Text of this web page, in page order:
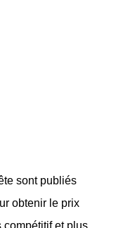
sont publiés
obtenir le prix